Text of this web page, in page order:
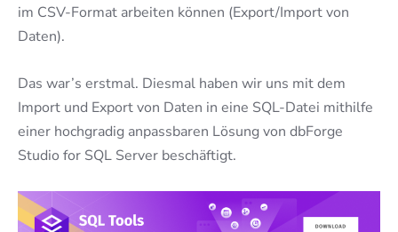
im CSV-Format arbeiten können (Export/Import von
Daten).
Das war’s erstmal. Diesmal haben wir uns mit dem
Import und Export von Daten in eine SQL-Datei mithilfe
einer hochgradig anpassbaren Lösung von dbForge
Studio for SQL Server beschäftigt.